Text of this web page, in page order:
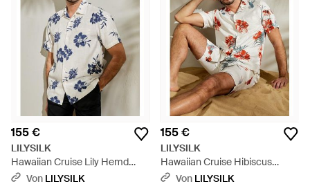
155 €
LILYSILK
Hawaiian Cruise Lily Hemd
Jacquard-Webtechnik
Von LILYSILK
155 €
LILYSILK
Hawaiian Cruise Hibiscus
Hemd Reguläre Passform
Von LILYSILK